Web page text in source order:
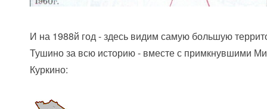
И на 1988й год - здесь видим самую большую
Тушино за всю историю - вместе с примкнувшими
Куркино: